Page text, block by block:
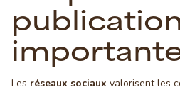
Les réseaux sociaux valorisent les